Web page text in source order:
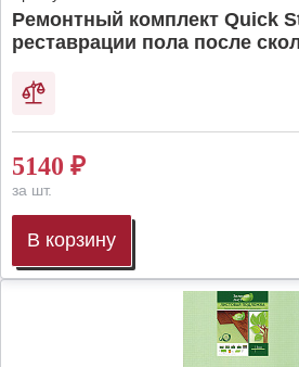
Ремонтный комплект Quick
реставрации пола после
5140 ₽
за шт.
В корзину